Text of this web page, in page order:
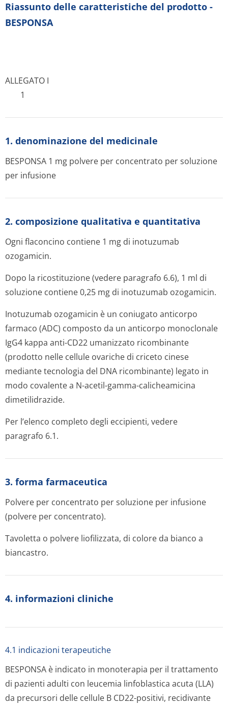
Riassunto delle caratteristiche del prodotto -
BESPONSA
ALLEGATO I
1
1. denominazione del medicinale
BESPONSA 1 mg polvere per concentrato per soluzione
per infusione
2. composizione qualitativa e quantitativa
Ogni flaconcino contiene 1 mg di inotuzumab
ozogamicin.
Dopo la ricostituzione (vedere paragrafo 6.6), 1 ml di
soluzione contiene 0,25 mg di inotuzumab ozogamicin.
Inotuzumab ozogamicin è un coniugato anticorpo
farmaco (ADC) composto da un anticorpo monoclonale
IgG4 kappa anti-CD22 umanizzato ricombinante
(prodotto nelle cellule ovariche di criceto cinese
mediante tecnologia del DNA ricombinante) legato in
modo covalente a N-acetil-gamma-calicheamicina
dimetilidrazide.
Per l’elenco completo degli eccipienti, vedere
paragrafo 6.1.
3. forma farmaceutica
Polvere per concentrato per soluzione per infusione
(polvere per concentrato).
Tavoletta o polvere liofilizzata, di colore da bianco a
biancastro.
4. informazioni cliniche
4.1 indicazioni terapeutiche
BESPONSA è indicato in monoterapia per il trattamento
di pazienti adulti con leucemia linfoblastica acuta (LLA)
da precursori delle cellule B CD22-positivi, recidivante